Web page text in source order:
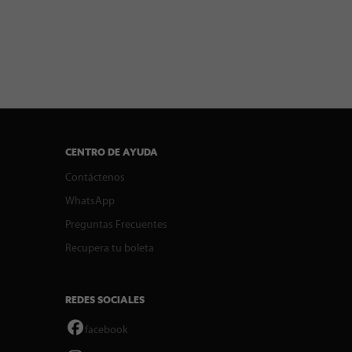
CENTRO DE AYUDA
Contáctenos
WhatsApp
Preguntas Frecuentes
Recupera tu boleta
REDES SOCIALES
facebook